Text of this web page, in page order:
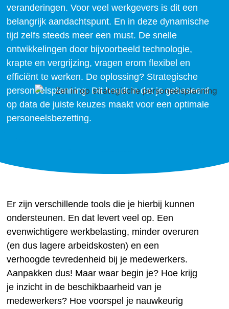
veranderingen. Voor veel werkgevers is dit een
belangrijk aandachtspunt. En in deze dynamische
tijd zelfs steeds meer een must. De snelle
ontwikkelingen door bijvoorbeeld technologie,
krapte en vergrijzing, vragen erom flexibel en
efficiënt te werken. De oplossing? Strategische
personeelsplanning. Dit houdt in dat je gebaseerd
op data de juiste keuzes maakt voor een optimale
personeelsbezetting.
Er zijn verschillende tools die je hierbij kunnen
ondersteunen. En dat levert veel op. Een
evenwichtigere werkbelasting, minder overuren
(en dus lagere arbeidskosten) en een
verhoogde tevredenheid bij je medewerkers.
Aanpakken dus! Maar waar begin je? Hoe krijg
je inzicht in de beschikbaarheid van je
medewerkers? Hoe voorspel je nauwkeurig